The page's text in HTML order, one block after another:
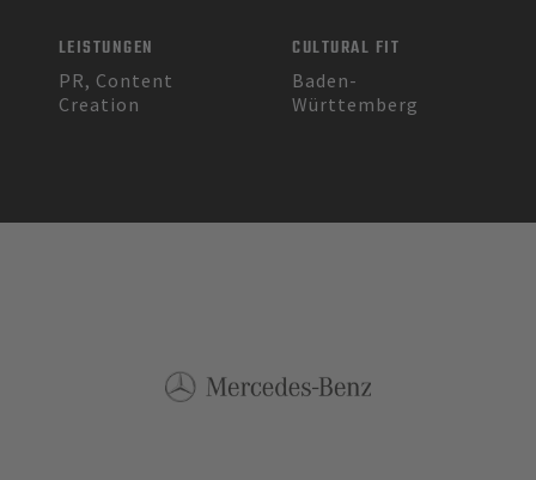
LEISTUNGEN
PR, Content
Creation
CULTURAL FIT
Baden-
Württemberg